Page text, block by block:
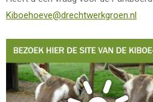
Kiboehoeve@drechtwerkgroen.nl